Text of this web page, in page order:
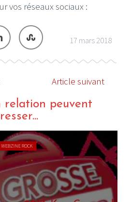
vos réseaux sociaux :
17 mars 2018
Article suivant
relation peuvent